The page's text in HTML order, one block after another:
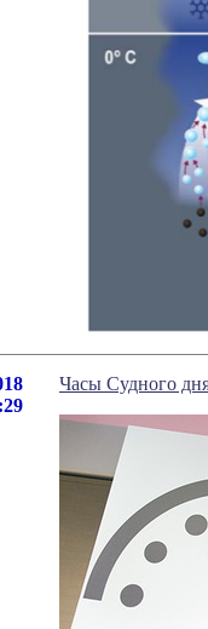
Часы Судного